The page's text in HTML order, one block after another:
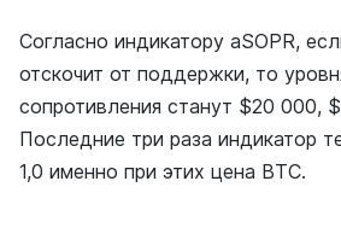
Согласно индикатору aSOPR,
отскочит от поддержки, то
сопротивления станут $20 000,
Последние три раза индикатор
1,0 именно при этих цена BTC.